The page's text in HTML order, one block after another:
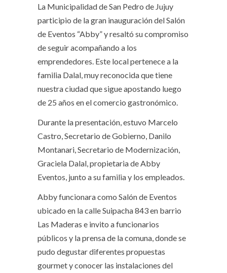
La Municipalidad de San Pedro de Jujuy
participio de la gran inauguración del Salón
de Eventos “Abby” y resaltó su compromiso
de seguir acompañando a los
emprendedores. Este local pertenece a la
familia Dalal, muy reconocida que tiene
nuestra ciudad que sigue apostando luego
de 25 años en el comercio gastronómico.
Durante la presentación, estuvo Marcelo
Castro, Secretario de Gobierno, Danilo
Montanari, Secretario de Modernización,
Graciela Dalal, propietaria de Abby
Eventos, junto a su familia y los empleados.
Abby funcionara como Salón de Eventos
ubicado en la calle Suipacha 843 en barrio
Las Maderas e invito a funcionarios
públicos y la prensa de la comuna, donde se
pudo degustar diferentes propuestas
gourmet y conocer las instalaciones del